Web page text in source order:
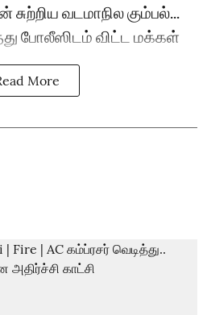
வடமாநில கும்பல்...
போலீஸிடம் விட்ட மக்கள்
More